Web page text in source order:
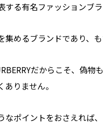
する有名ファッションブ
集めるブランドであり、
だからこそ、偽物
りません。
なポイントをおさえれば